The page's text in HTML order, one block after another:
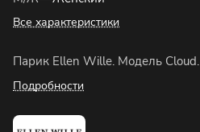
Все характеристики
Парик Ellen Wille. Модель Cloud.
Подробности